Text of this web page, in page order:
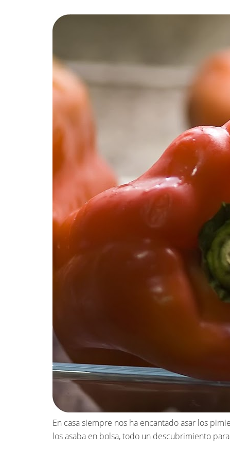
En casa siempre nos ha encantado asar los
los asaba en bolsa, todo un descubrimiento